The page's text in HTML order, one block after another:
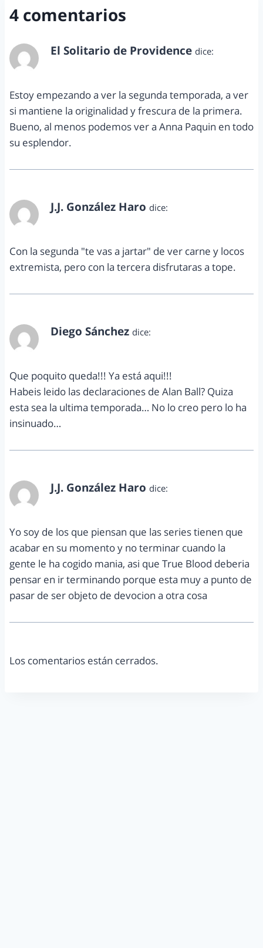
4 comentarios
El Solitario de Providence dice:
Estoy empezando a ver la segunda temporada, a ver
si mantiene la originalidad y frescura de la primera.
Bueno, al menos podemos ver a Anna Paquin en todo
su esplendor.
J.J. González Haro dice:
Con la segunda "te vas a jartar" de ver carne y locos
extremista, pero con la tercera disfrutaras a tope.
Diego Sánchez dice:
Que poquito queda!!! Ya está aqui!!!
Habeis leido las declaraciones de Alan Ball? Quiza
esta sea la ultima temporada… No lo creo pero lo ha
insinuado…
J.J. González Haro dice:
Yo soy de los que piensan que las series tienen que
acabar en su momento y no terminar cuando la
gente le ha cogido mania, asi que True Blood deberia
pensar en ir terminando porque esta muy a punto de
pasar de ser objeto de devocion a otra cosa
Los comentarios están cerrados.